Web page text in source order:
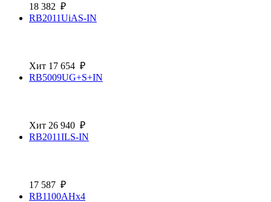
18 382 ₽
RB2011UiAS-IN
Хит 17 654 ₽
RB5009UG+S+IN
Хит 26 940 ₽
RB2011ILS-IN
17 587 ₽
RB1100AHx4